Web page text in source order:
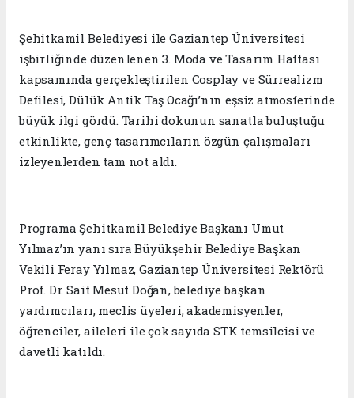
Şehitkamil Belediyesi ile Gaziantep Üniversitesi
işbirliğinde düzenlenen 3. Moda ve Tasarım Haftası
kapsamında gerçekleştirilen Cosplay ve Sürrealizm
Defilesi, Dülük Antik Taş Ocağı’nın eşsiz atmosferinde
büyük ilgi gördü. Tarihi dokunun sanatla buluştuğu
etkinlikte, genç tasarımcıların özgün çalışmaları
izleyenlerden tam not aldı.
Programa Şehitkamil Belediye Başkanı Umut
Yılmaz’ın yanı sıra Büyükşehir Belediye Başkan
Vekili Feray Yılmaz, Gaziantep Üniversitesi Rektörü
Prof. Dr. Sait Mesut Doğan, belediye başkan
yardımcıları, meclis üyeleri, akademisyenler,
öğrenciler, aileleri ile çok sayıda STK temsilcisi ve
davetli katıldı.